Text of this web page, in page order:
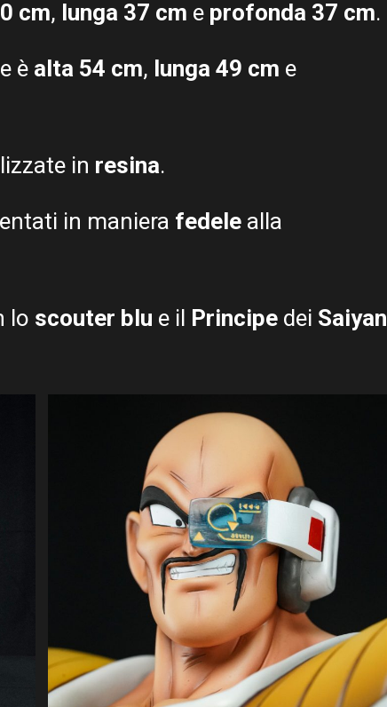
cm, lunga 37 cm e profonda 37 cm.
è alta 54 cm, lunga 49 cm e
in resina.
in maniera fedele alla
lo scouter blu e il Principe dei Saiyan